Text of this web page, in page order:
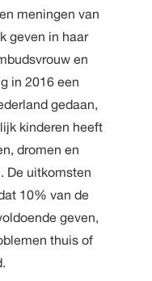
meningen van
geven in haar
en
in 2016 een
gedaan,
kinderen heeft
dromen en
De uitkomsten
10% van de
geven,
thuis of